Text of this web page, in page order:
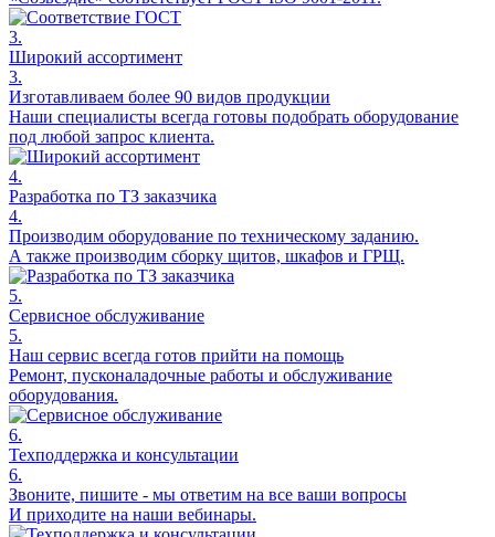
3.
Широкий ассортимент
3.
Изготавливаем более 90 видов продукции
Наши специалисты всегда готовы подобрать оборудование
под любой запрос клиента.
4.
Разработка по ТЗ заказчика
4.
Производим оборудование по техническому заданию.
А также производим сборку щитов, шкафов и ГРЩ.
5.
Сервисное обслуживание
5.
Наш сервис всегда готов прийти на помощь
Ремонт, пусконаладочные работы и обслуживание
оборудования.
6.
Техподдержка и консультации
6.
Звоните, пишите - мы ответим на все ваши вопросы
И приходите на наши вебинары.